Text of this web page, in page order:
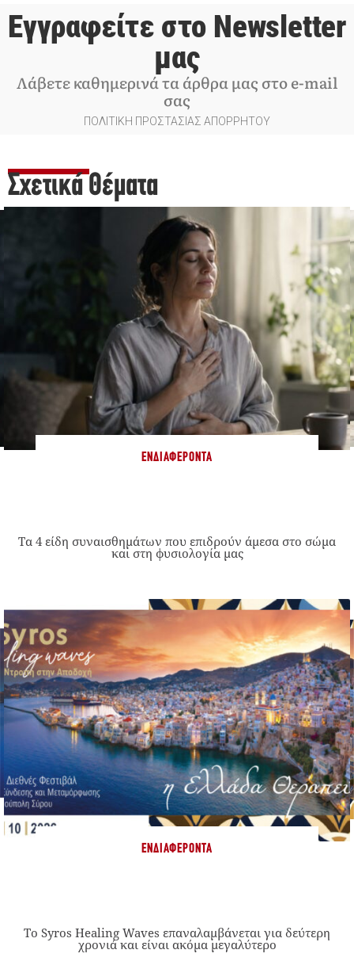
Εγγραφείτε στο Newsletter
μας
Λάβετε καθημερινά τα άρθρα μας στο e-mail
σας
ΠΟΛΙΤΙΚΗ ΠΡΟΣΤΑΣΙΑΣ ΑΠΟΡΡΗΤΟΥ
Σχετικά Θέματα
ΕΝΔΙΑΦΈΡΟΝΤΑ
Τα 4 είδη συναισθημάτων που επιδρούν άμεσα στο σώμα
και στη φυσιολογία μας
ΕΝΔΙΑΦΈΡΟΝΤΑ
Το Syros Healing Waves επαναλαμβάνεται για δεύτερη
χρονιά και είναι ακόμα μεγαλύτερο